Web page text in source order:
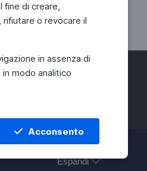
fine di creare,
o revocare il
in assenza di
modo analitico
Acconsento